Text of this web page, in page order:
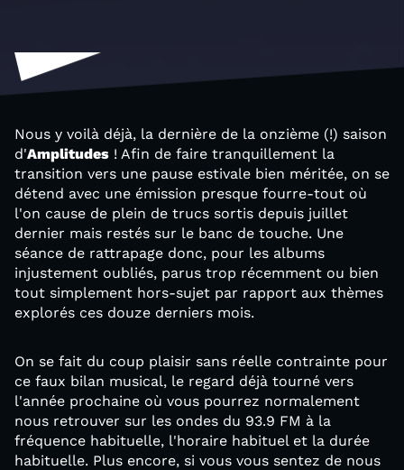
Nous y voilà déjà, la dernière de la onzième (!) saison
d'Amplitudes ! Afin de faire tranquillement la
transition vers une pause estivale bien méritée, on se
détend avec une émission presque fourre-tout où
l'on cause de plein de trucs sortis depuis juillet
dernier mais restés sur le banc de touche. Une
séance de rattrapage donc, pour les albums
injustement oubliés, parus trop récemment ou bien
tout simplement hors-sujet par rapport aux thèmes
explorés ces douze derniers mois.
On se fait du coup plaisir sans réelle contrainte pour
ce faux bilan musical, le regard déjà tourné vers
l'année prochaine où vous pourrez normalement
nous retrouver sur les ondes du 93.9 FM à la
fréquence habituelle, l'horaire habituel et la durée
habituelle. Plus encore, si vous vous sentez de nous